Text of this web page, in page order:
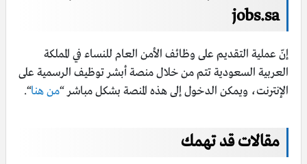
jobs.sa
إنّ عملية التقديم على وظائف الأمن العام للنساء في المملكة
العربية السعودية تتم من خلال منصة أبشر توظيف الرسمية على
الإنترنت، ويمكن الدخول إلى هذه المنصة بشكل مباشر “من هنا“.
مقالات قد تهمك